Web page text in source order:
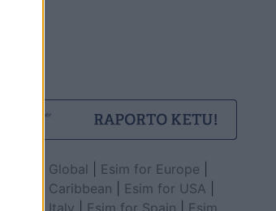
Esim for Global Esim for Europe
Esim for Caribbean
Esim for USA
Esim for Italy
Esim for Spain
Esim